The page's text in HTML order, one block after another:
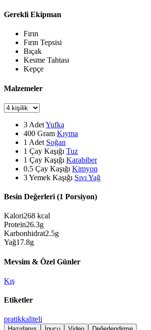
Gerekli Ekipman
Fırın
Fırın Tepsisi
Bıçak
Kesme Tahtası
Kepçe
Malzemeler
3 AdetYufka
400 Gram Kıyma
1 Adet Soğan
1 Çay Kaşığı Tuz
1 Çay Kaşığı Karabiber
0.5 Çay Kaşığı Kimyon
3Yemek Kaşığı Sıvı Yağ
Besin Değerleri (1 Porsiyon)
Kalori268 kcal
Protein26.3g
Karbonhidrat2.5g
Yağ17.8g
Mevsim & Özel Günler
Kış
Etiketler
pratikkaliteli